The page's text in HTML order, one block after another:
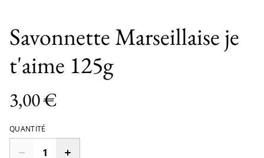
Savonnette Marseillaise je
t'aime 125g
3,00 €
QUANTITÉ